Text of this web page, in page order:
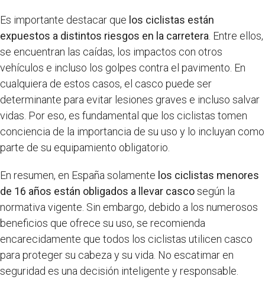
Es importante destacar que los ciclistas están
expuestos a distintos riesgos en la carretera . Entre ellos,
se encuentran las caídas, los impactos con otros
vehículos e incluso los golpes contra el pavimento. En
cualquiera de estos casos, el casco puede ser
determinante para evitar lesiones graves e incluso salvar
vidas. Por eso, es fundamental que los ciclistas tomen
conciencia de la importancia de su uso y lo incluyan como
parte de su equipamiento obligatorio.
En resumen, en España solamente los ciclistas menores
de 16 años están obligados a llevar cascosegún la
normativa vigente. Sin embargo, debido a los numerosos
beneficios que ofrece su uso, se recomienda
encarecidamente que todos los ciclistas utilicen casco
para proteger su cabeza y su vida. No escatimar en
seguridad es una decisión inteligente y responsable.